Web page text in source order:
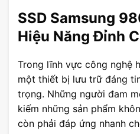
SSD Samsung
Hiệu Năng Đỉnh
Trong lĩnh vực công nghệ
một thiết bị lưu trữ đáng
trọng. Những người đam
kiếm những sản phẩm
còn phải đáp ứng nhanh